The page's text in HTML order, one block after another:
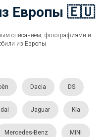
Европы 🇪🇺
описанием, фотографиями и
из Европы
Dacia DS
Jaguar Kia
Mercedes-Benz MINI